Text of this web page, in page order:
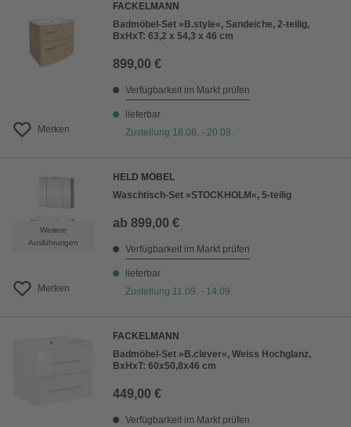
Merken
FACKELMANN
Badmöbel-Set »B.style«, Sandeiche, 2-teilig,
BxHxT: 63,2 x 54,3 x 46 cm
899,00 €
Verfügbarkeit im Markt prüfen
lieferbar
Zustellung 18.08. - 20.08.
Weitere
Ausführungen
Merken
HELD MÖBEL
Waschtisch-Set »STOCKHOLM«, 5-teilig
ab 899,00 €
Verfügbarkeit im Markt prüfen
lieferbar
Zustellung 11.09. - 14.09.
FACKELMANN
Badmöbel-Set »B.clever«, Weiss Hochglanz,
BxHxT: 60x50,8x46 cm
449,00 €
Verfügbarkeit im Markt prüfen